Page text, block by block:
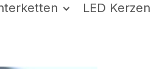
LED Kerzen